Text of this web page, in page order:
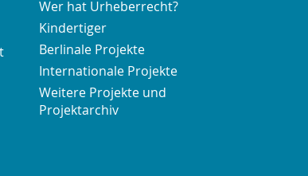
Wer hat Urheberrecht?
Kindertiger
Berlinale Projekte
Internationale Projekte
Weitere Projekte und
Projektarchiv